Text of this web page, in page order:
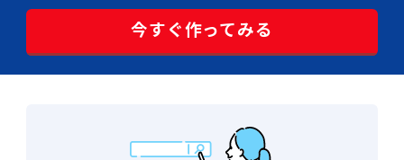
今すぐ作ってみる